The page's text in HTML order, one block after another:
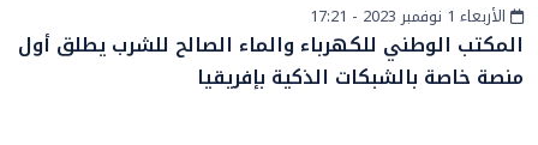
أخبار وطنيةالأربعاء 1 نوفمبر 2023 - 17:21
المكتب الوطني للكهرباء والماء الصالح للشرب يطلق أول
منصة خاصة بالشبكات الذكية بإفريقيا